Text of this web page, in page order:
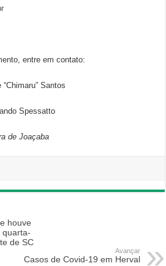
entre em contato:
Santos
Spessatto
de Joaçaba
houve
quarta-
de SC
Avançar
Casos de Covid-19 em Herval